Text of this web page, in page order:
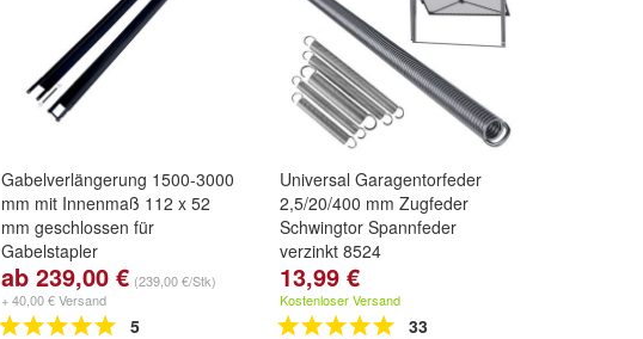
Gabelverlängerung 1500-3000
mm mit Innenmaß 112 x 52
mm geschlossen für
Gabelstapler
Länge:1500 mm ,1600 mm,
1800 mmund
ab 239,00 € (239,00 €/Stk)
+ 40,00 € Versand
5
Universal Garagentorfeder
2,5/20/400 mm Zugfeder
Schwingtor Spannfeder
verzinkt 8524
13,99 €
Kostenloser Versand
33